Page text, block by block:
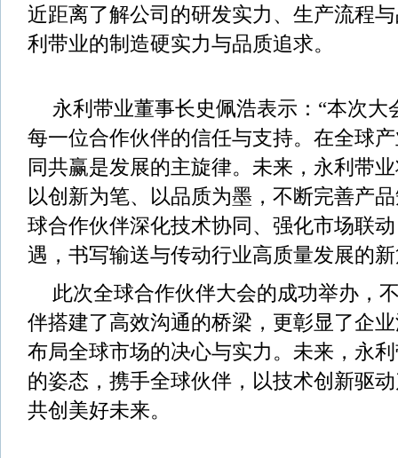
近距离了解公司的研发实力、生产流程
利带业的制造硬实力与品质追求。
永利带业董事长史佩浩表示：“本次
每一位合作伙伴的信任与支持。在全球
同共赢是发展的主旋律。未来，永利带
以创新为笔、以品质为墨，不断完善产
球合作伙伴深化技术协同、强化市场联
遇，书写输送与传动行业高质量发展的
此次全球合作伙伴大会的成功举办，
伴搭建了高效沟通的桥梁，更彰显了企
布局全球市场的决心与实力。未来，永
的姿态，携手全球伙伴，以技术创新驱
共创美好未来。